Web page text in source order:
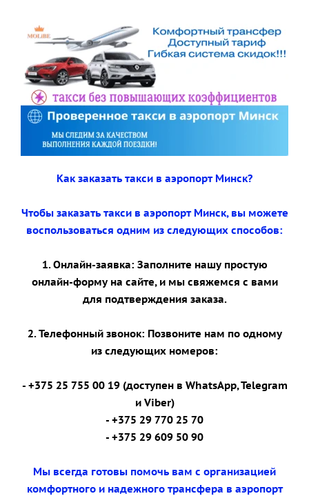
Как заказать такси в аэропорт Минск?
Чтобы заказать такси в аэропорт Минск, вы можете
воспользоваться одним из следующих способов:
1. Онлайн-заявка: Заполните нашу простую
онлайн-форму на сайте, и мы свяжемся с вами
для подтверждения заказа.
2. Телефонный звонок: Позвоните нам по одному
из следующих номеров:
- +375 25 755 00 19 (доступен в WhatsApp, Telegram
и Viber)
- +375 29 770 25 70
- +375 29 609 50 90
Мы всегда готовы помочь вам с организацией
комфортного и надежного трансфера в аэропорт